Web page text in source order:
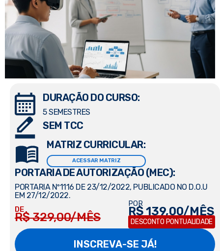
DURAÇÃO DO CURSO:
5 SEMESTRES
SEM TCC
MATRIZ CURRICULAR:
ACESSAR MATRIZ
PORTARIA DE AUTORIZAÇÃO (MEC):
PORTARIA Nº1116 DE 23/12/2022, PUBLICADO NO D.O.U
EM 27/12/2022.
DE
R$ 329,00/MÊS
POR
R$ 139,00/MÊS
DESCONTO PONTUALIDADE
INSCREVA-SE JÁ!